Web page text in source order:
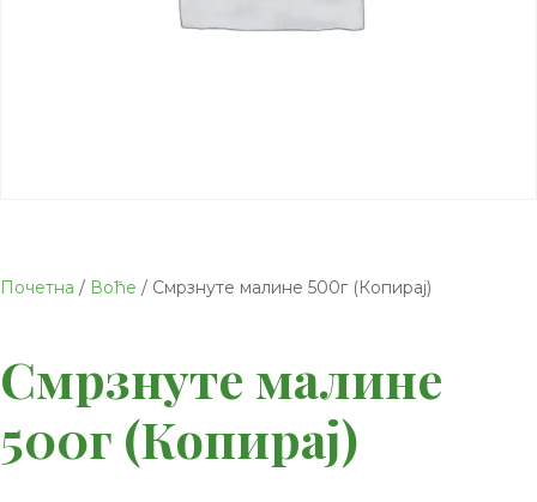
Почетна / Воће / Смрзнуте малине 500г (Копирај)
Смрзнуте малине
500г (Копирај)